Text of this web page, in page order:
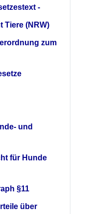
-
Tiere (NRW)
zum
und
für Hunde
§11
über